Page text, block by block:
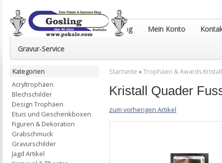
Euro-Pokale & Gravur-Shop Gosling Mein Konto
Gravur-Service
Startseite »Trophäen & Awards Kristall
Kristall Quader
zum vorherigen Artikel
Kategorien
Acryltrophäen
Blechschilder
Design Trophäen
Etuis und Geschenkboxen
Figuren & Dekoration
Grabschmuck
Gravurschilder
Jagd Artikel